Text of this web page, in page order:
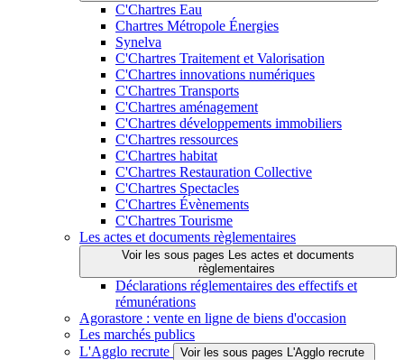
C'Chartres Eau
Chartres Métropole Énergies
Synelva
C'Chartres Traitement et Valorisation
C'Chartres innovations numériques
C'Chartres Transports
C'Chartres aménagement
C'Chartres développements immobiliers
C'Chartres ressources
C'Chartres habitat
C'Chartres Restauration Collective
C'Chartres Spectacles
C'Chartres Évènements
C'Chartres Tourisme
Les actes et documents règlementaires
Voir les sous pages Les actes et documents
règlementaires
Déclarations réglementaires des effectifs et
rémunérations
Agorastore : vente en ligne de biens d'occasion
Les marchés publics
L'Agglo recrute
Voir les sous pages L'Agglo recrute